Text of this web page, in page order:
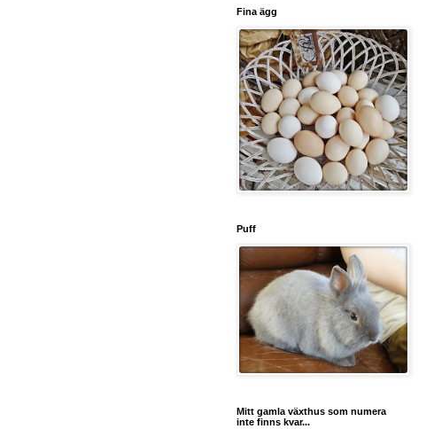
Fina ägg
Puff
Mitt gamla växthus som numera
inte finns kvar...